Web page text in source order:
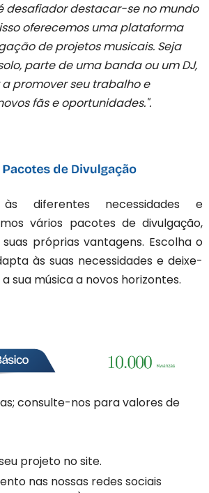
desafiador destacar-se no mundo
oferecemos uma plataforma
de projetos musicais. Seja
parte de uma banda ou um DJ,
promover seu trabalho e
fãs e oportunidades.".
diferentes necessidades e
vários pacotes de divulgação,
próprias vantagens. Escolha o
às suas necessidades e deixe-
sua música a novos horizontes.
consulte-nos para valores de
projeto no site.
nas nossas redes sociais